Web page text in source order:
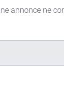
annonce ne